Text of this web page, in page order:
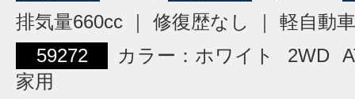
排気量660cc ｜ 修復歴なし ｜ 軽自動車
59272
カラー：ホワイト 2WD
家用